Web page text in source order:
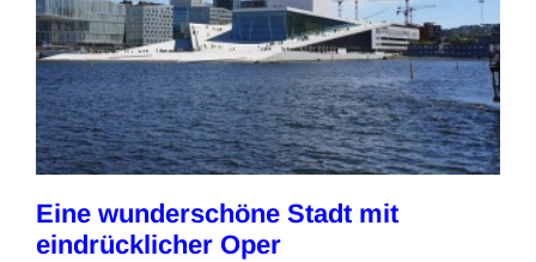
Eine wunderschöne Stadt mit
eindrücklicher Oper